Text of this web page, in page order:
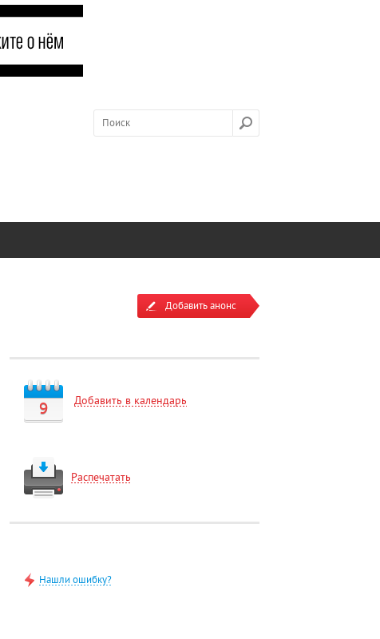
Добавить анонс
9 Добавить в календарь
Распечатать
Нашли ошибку?